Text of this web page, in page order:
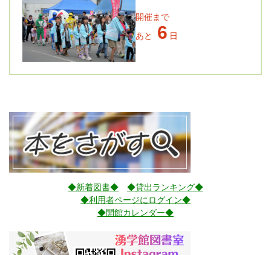
開催まで
あと
6 日
◆新着図書◆
◆貸出ランキング◆
◆利用者ページにログイン◆
◆開館カレンダー◆